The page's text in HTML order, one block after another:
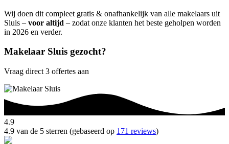
Wij doen dit compleet gratis & onafhankelijk van alle makelaars uit
Sluis – voor altijd – zodat onze klanten het beste geholpen worden
in 2026 en verder.
Makelaar Sluis gezocht?
Vraag direct 3 offertes aan
4.9
4.9 van de 5 sterren (gebaseerd op 171 reviews)